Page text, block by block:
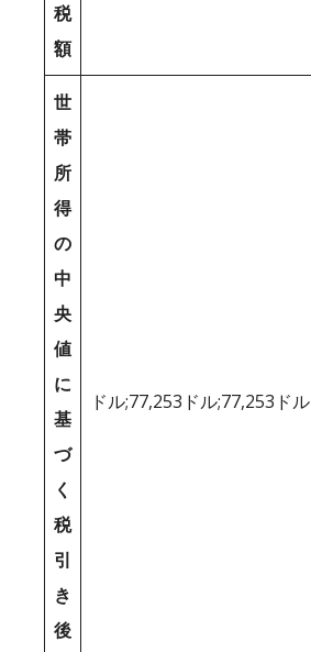
税
額
世
帯
所
得
の
中
央
値
に
基
づ
く
税
引
き
後
ドル;77,253ドル;77,253ドル